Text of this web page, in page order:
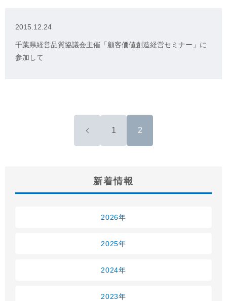
2015.12.24
千葉県経営品質協議会主催「顧客価値創造経営セミナー」に
参加して
1 2
新着情報
2026年
2025年
2024年
2023年